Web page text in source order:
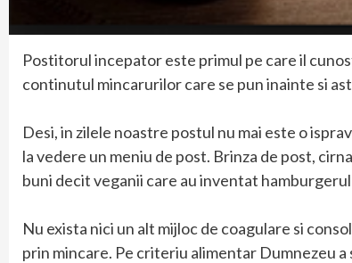
Postitorul incepator este primul pe care il
continutul mincarurilor care se pun inainte si
Desi, in zilele noastre postul nu mai este o
la vedere un meniu de post. Brinza de post,
buni decit veganii care au inventat
Nu exista nici un alt mijloc de coagulare si
prin mincare. Pe criteriu alimentar Dumnezeu